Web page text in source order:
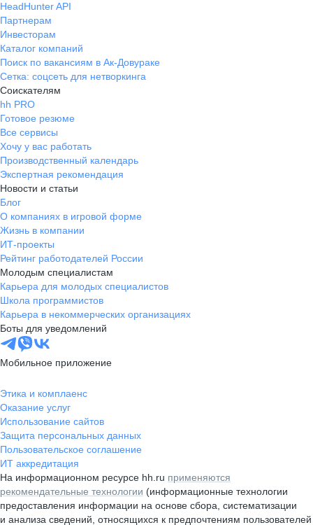
HeadHunter API
Партнерам
Инвесторам
Каталог компаний
Поиск по вакансиям в Ак-Довураке
Сетка: соцсеть для нетворкинга
Соискателям
hh PRO
Готовое резюме
Все сервисы
Хочу у вас работать
Производственный календарь
Экспертная рекомендация
Новости и статьи
Блог
О компаниях в игровой форме
Жизнь в компании
ИТ-проекты
Рейтинг работодателей России
Молодым специалистам
Карьера для молодых специалистов
Школа программистов
Карьера в некоммерческих организациях
Боты для уведомлений
Мобильное приложение
Этика и комплаенс
Оказание услуг
Использование сайтов
Защита персональных данных
Пользовательское соглашение
ИТ аккредитация
На информационном ресурсе hh.ru применяются
рекомендательные технологии (информационные технологии
предоставления информации на основе сбора, систематизации
и анализа сведений, относящихся к предпочтениям пользователей